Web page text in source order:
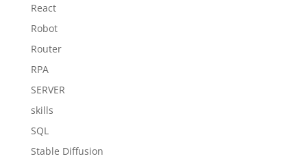
React
Robot
Router
RPA
SERVER
skills
SQL
Stable Diffusion